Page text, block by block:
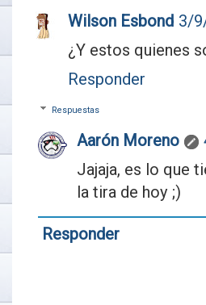
Wilson Esbond 3/
¿Y estos quienes
Responder
Respuestas
Aarón Moreno
Jajaja, es lo que
la tira de hoy ;)
Responder